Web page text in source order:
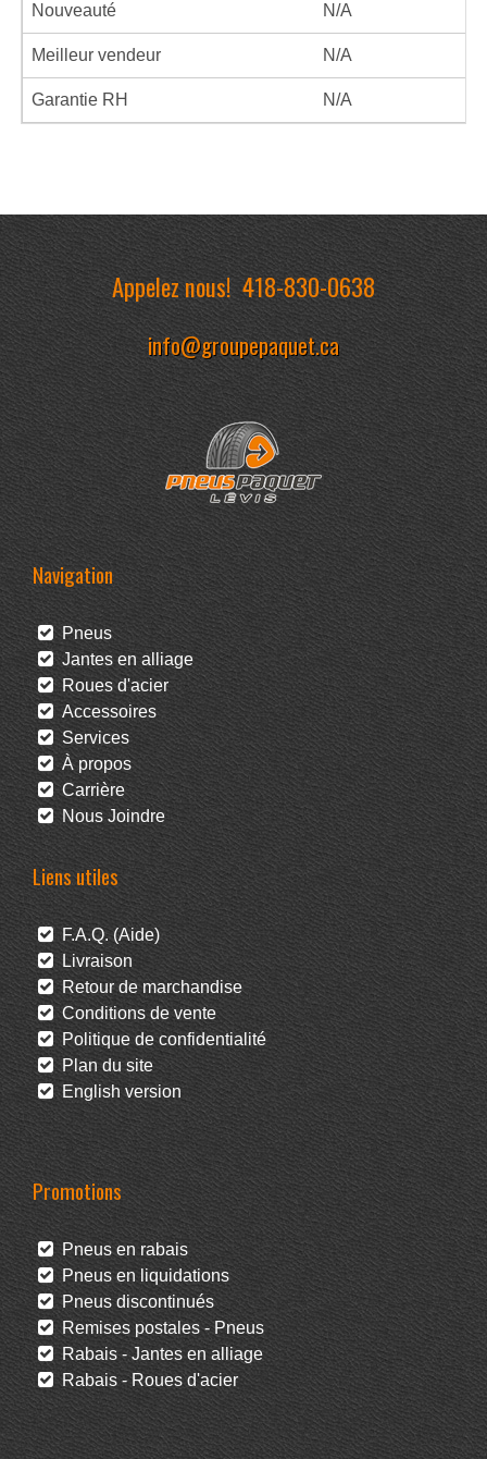
Nouveauté N/A
Meilleur vendeur N/A
Garantie RH N/A
Appelez nous!418-830-0638
info@groupepaquet.ca
Navigation
Pneus
Jantes en alliage
Roues d'acier
Accessoires
Services
À propos
Carrière
Nous Joindre
Liens utiles
F.A.Q. (Aide)
Livraison
Retour de marchandise
Conditions de vente
Politique de confidentialité
Plan du site
English version
Promotions
Pneus en rabais
Pneus en liquidations
Pneus discontinués
Remises postales - Pneus
Rabais - Jantes en alliage
Rabais - Roues d'acier